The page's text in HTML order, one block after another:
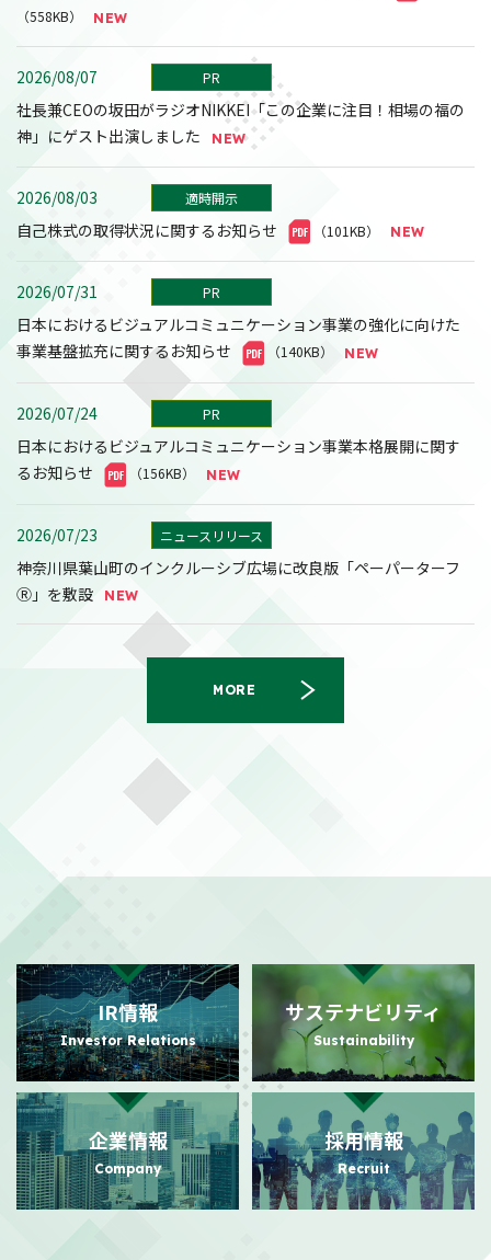
（558KB）
2026/08/07 PR
社長兼CEOの坂田がラジオNIKKEI「この企業に注目！相場の福の
神」にゲスト出演しました
2026/08/03 適時開示
自己株式の取得状況に関するお知らせ （101KB）
2026/07/31 PR
日本におけるビジュアルコミュニケーション事業の強化に向けた
事業基盤拡充に関するお知らせ
（140KB）
2026/07/24 PR
日本におけるビジュアルコミュニケーション事業本格展開に関す
るお知らせ
（156KB）
2026/07/23 ニュースリリース
神奈川県葉山町のインクルーシブ広場に改良版「ペーパーターフ
Ⓡ」を敷設
MORE
2027年３月期第１四半期決算短信〔日本基準〕(連結)
（558KB）
2026/08/03
自己株式の取得状況に関するお知らせ （101KB）
2026/07/31 PR
日本におけるビジュアルコミュニケーション事業の強化に向けた
事業基盤拡充に関するお知らせ
（140KB）
2026/07/24 PR
日本におけるビジュアルコミュニケーション事業本格展開に関す
るお知らせ
（156KB）
IR情報
Investor Relations
サステナビリティ
Sustainability
企業情報
Company
採用情報
Recruit